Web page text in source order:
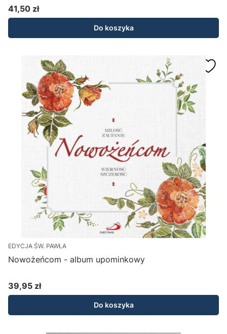
Cena
41,50 zł
Do koszyka
EDYCJA ŚW. PAWŁA
Nowożeńcom - album upominkowy
Cena
39,95 zł
Do koszyka